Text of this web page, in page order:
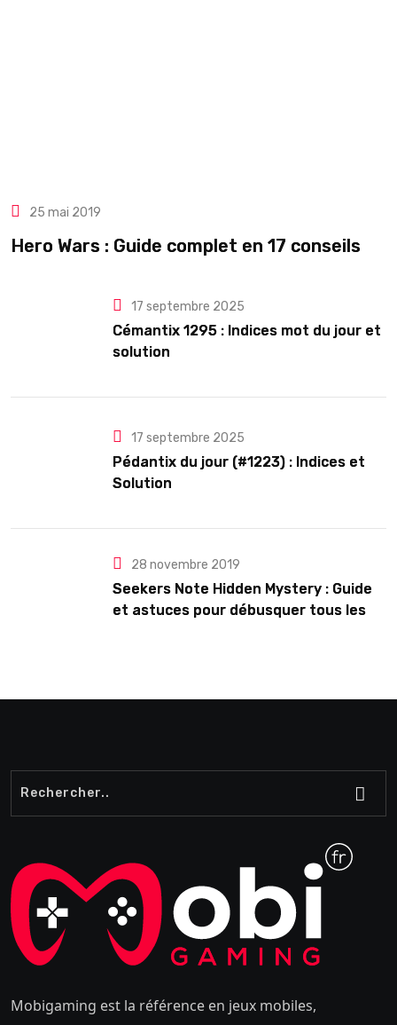
25 mai 2019
Hero Wars : Guide complet en 17 conseils
17 septembre 2025
Cémantix 1295 : Indices mot du jour et
solution
17 septembre 2025
Pédantix du jour (#1223) : Indices et
Solution
28 novembre 2019
Seekers Note Hidden Mystery : Guide
et astuces pour débusquer tous les
Mobigaming est la référence en jeux mobiles,